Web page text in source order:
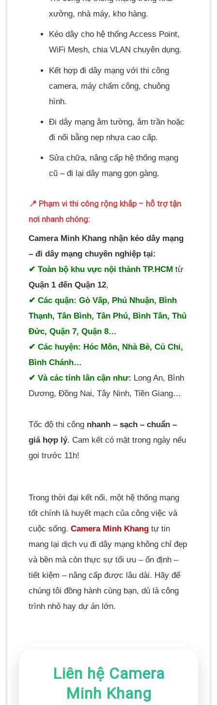
xưởng, nhà máy, kho hàng.
Kéo dây cho hệ thống Access Point,
WiFi Mesh, chia VLAN chuyên dụng.
Kết hợp đi dây mạng với thi công
camera, máy chấm công, chuông
hình.
Đi dây mạng âm tường, âm trần hoặc
đi nổi bằng nẹp nhựa cao cấp.
Sửa chữa, nâng cấp hệ thống mạng
cũ – đi lại dây mạng gọn gàng.
📍 Phạm vi thi công rộng khắp – hỗ trợ tận
nơi nhanh chóng:
Camera Minh Khang nhận kéo dây mạng
– đi dây mạng chuyên nghiệp tại:
✔ Toàn bộ khu vực nội thành TP.HCM từ
Quận 1 đến Quận 12,
✔ Các quận: Gò Vấp, Phú Nhuận, Bình
Thạnh, Tân Bình, Tân Phú, Bình Tân, Thủ
Đức, Quận 7, Quận 8…
✔ Các huyện: Hóc Môn, Nhà Bè, Củ Chi,
Bình Chánh…
✔ Và các tỉnh lân cận như: Long An, Bình
Dương, Đồng Nai, Tây Ninh, Tiền Giang…
Tốc độ thi công nhanh – sạch – chuẩn –
giá hợp lý. Cam kết có mặt trong ngày nếu
gọi trước 11h!
Trong thời đại kết nối, một hệ thống mạng
tốt chính là huyết mạch của công việc và
cuộc sống. Camera Minh Khang tự tin
mang lại dịch vụ đi dây mạng không chỉ đẹp
và bền mà còn thực sự tối ưu – ổn định –
tiết kiệm – nâng cấp được lâu dài. Hãy để
chúng tôi đồng hành cùng bạn, dù là công
trình nhỏ hay dự án lớn.
Liên hệ Camera
Minh Khang